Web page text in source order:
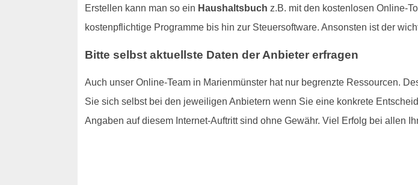
Erstellen kann man so ein Haushaltsbuch z.B. mit den kostenlosen Online-
kostenpflichtige Programme bis hin zur Steuersoftware. Ansonsten ist der
Bitte selbst aktuellste Daten der Anbieter erfragen
Auch unser Online-Team in Marienmünster hat nur begrenzte Ressourcen.
Sie sich selbst bei den jeweiligen Anbietern wenn Sie eine konkrete
Angaben auf diesem Internet-Auftritt sind ohne Gewähr. Viel Erfolg bei allen